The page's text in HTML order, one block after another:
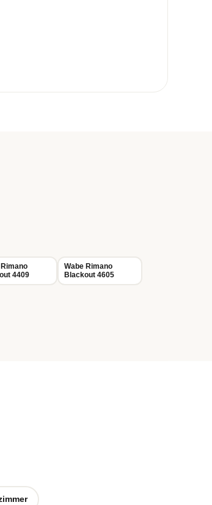
4409
Wabe Rimano
Blackout 4605